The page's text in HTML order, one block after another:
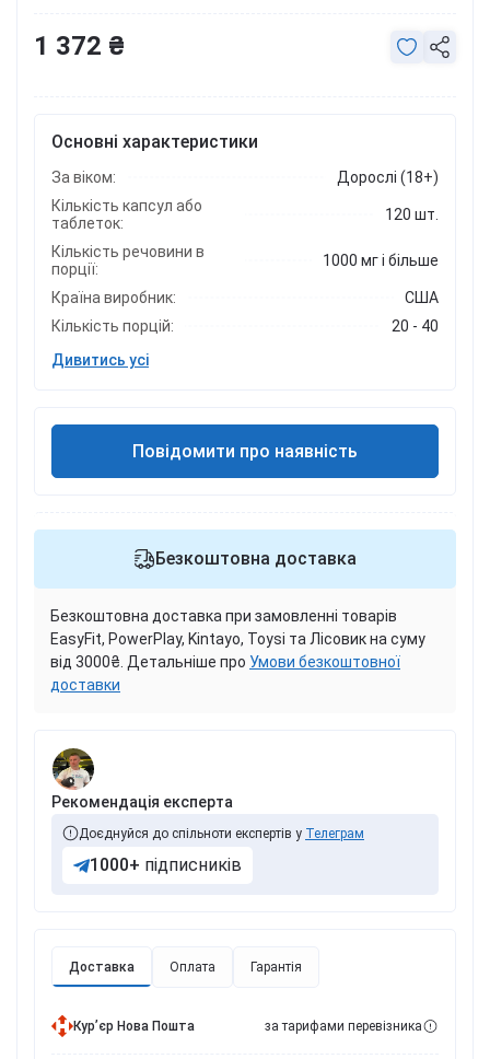
Основні характеристики
За віком:
Дорослі (18+)
Кількість капсул або
таблеток:
120 шт.
Кількість речовини в
порції:
1000 мг і більше
Країна виробник:
США
Кількість порцій:
20 - 40
Дивитись усі
Доставка Оплата Гарантія
Курʼєр Нова Пошта за тарифами перевізника
1 372 ₴
Повідомити про наявність
Безкоштовна доставка
Безкоштовна доставка при замовленні товарів
EasyFit, PowerPlay, Kintayo, Toysi та Лісовик на суму
від 3000₴. Детальніше про Умови безкоштовної
доставки
Рекомендація експерта
Доєднуйся до спільноти експертів у Телеграм
1000+ підписників